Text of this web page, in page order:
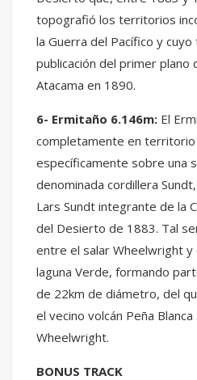
topografió los territorios
la Guerra del Pacífico y
publicación del primer plano
Atacama en 1890.
6- Ermitaño 6.146m: El
completamente en territorio
específicamente sobre una
denominada cordillera
Lars Sundt integrante de la
del Desierto de 1883. Tal
entre el salar Wheelwright
laguna Verde, formando
de 22km de diámetro, del
el vecino volcán Peña
Wheelwright.
BONUS TRACK